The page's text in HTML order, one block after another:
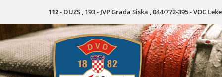
112- DUZS , 193 - JVP Grada Siska , 044/772-395 - VOC